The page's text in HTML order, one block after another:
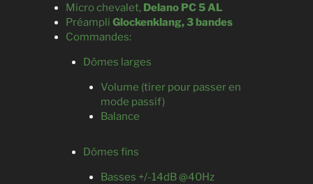
Micro chevalet,Delano PC 5 AL
Préampli Glockenklang, 3 bandes
Commandes:
Dômes larges
Volume (tirer pour passer en
mode passif)
Balance
Dômes fins
Basses +/-14dB @40Hz